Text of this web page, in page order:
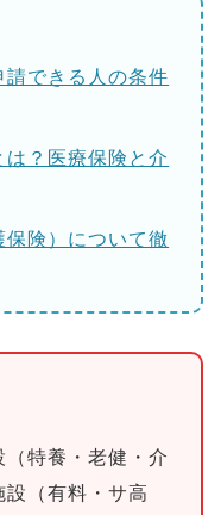
できる人の条件
？医療保険と介
険）について徹
特養・老健・介
（有料・サ高